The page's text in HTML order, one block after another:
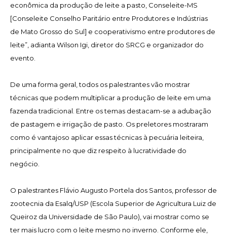
econômica da produção de leite a pasto, Conseleite-MS
[Conseleite Conselho Paritário entre Produtores e Indústrias
de Mato Grosso do Sul] e cooperativismo entre produtores de
leite”, adianta Wilson Igi, diretor do SRCG e organizador do
evento.
De uma forma geral, todos os palestrantes vão mostrar
técnicas que podem multiplicar a produção de leite em uma
fazenda tradicional. Entre os temas destacam-se a adubação
de pastagem e irrigação de pasto. Os preletores mostraram
como é vantajoso aplicar essas técnicas à pecuária leiteira,
principalmente no que diz respeito à lucratividade do
negócio.
O palestrantes Flávio Augusto Portela dos Santos, professor de
zootecnia da Esalq/USP (Escola Superior de Agricultura Luiz de
Queiroz da Universidade de São Paulo), vai mostrar como se
ter mais lucro com o leite mesmo no inverno. Conforme ele,